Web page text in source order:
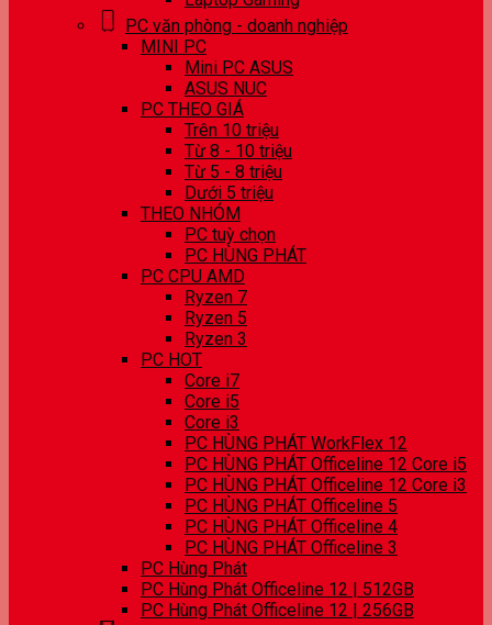
PC văn phòng - doanh nghiệp
MINI PC
Mini PC ASUS
ASUS NUC
PC THEO GIÁ
Trên 10 triệu
Từ 8 - 10 triệu
Từ 5 - 8 triệu
Dưới 5 triệu
THEO NHÓM
PC tuỳ chọn
PC HÙNG PHÁT
PC CPU AMD
Ryzen 7
Ryzen 5
Ryzen 3
PC HOT
Core i7
Core i5
Core i3
PC HÙNG PHÁT WorkFlex 12
PC HÙNG PHÁT Officeline 12 Core i5
PC HÙNG PHÁT Officeline 12 Core i3
PC HÙNG PHÁT Officeline 5
PC HÙNG PHÁT Officeline 4
PC HÙNG PHÁT Officeline 3
PC Hùng Phát
PC Hùng Phát Officeline 12 | 512GB
PC Hùng Phát Officeline 12 | 256GB